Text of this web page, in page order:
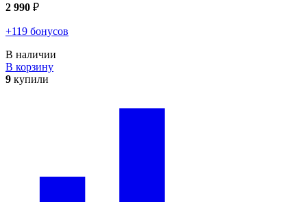
2 990 ₽
+119 бонусов
В наличии
В корзину
9 купили